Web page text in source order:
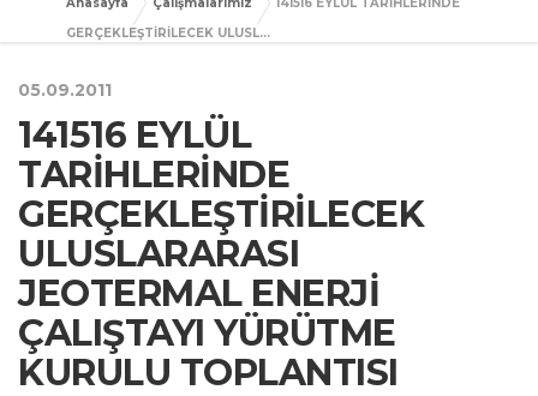
GERÇEKLEŞTİRİLECEK ULUSL...
05.09.2011
141516 EYLÜL
TARİHLERİNDE
GERÇEKLEŞTİRİLECEK
ULUSLARARASI
JEOTERMAL ENERJİ
ÇALIŞTAYI YÜRÜTME
KURULU TOPLANTISI